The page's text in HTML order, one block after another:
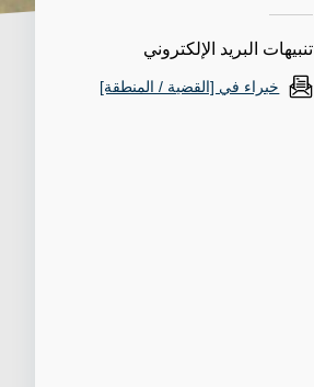
تنبيهات البريد الإلكتروني
خبراء في [القضية / المنطقة]